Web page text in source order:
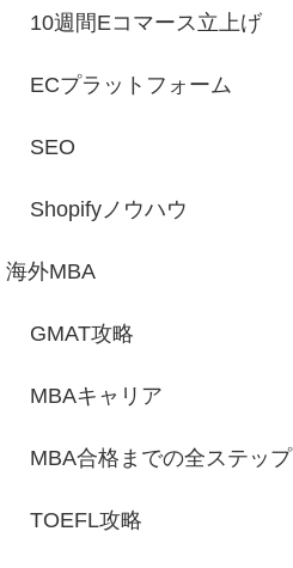
10週間Eコマース立上げ
ECプラットフォーム
SEO
Shopifyノウハウ
海外MBA
GMAT攻略
MBAキャリア
MBA合格までの全ステップ
TOEFL攻略